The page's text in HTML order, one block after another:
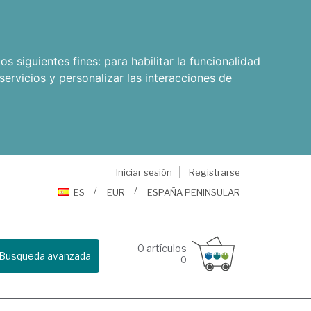
siguientes fines: para habilitar la funcionalidad
y personalizar las interacciones de
Iniciar sesión
Registrarse
ES
EUR ESPAÑA PENINSULAR
avanzada
0 artículos
0